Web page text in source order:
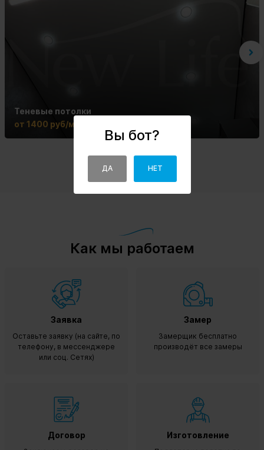
Вы бот?
ДА НЕТ
Теневые потолки
от 1400 руб/м2
Как мы работаем
Заявка
Оставьте заявку (на сайте, по
телефону, в мессенджере
или соц. Сетях)
Замер
Замерщик бесплатно
производёт все замеры
Договор Изготовление